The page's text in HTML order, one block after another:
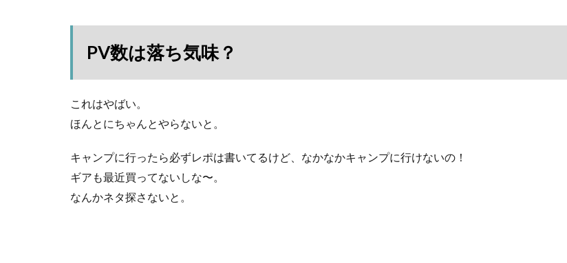
数は
気
収益
は微
3
４年
入！
PV数は落ち気味？
これはやばい。
ほんとにちゃんとやらないと。
キャンプに行ったら必ずレポは書いてるけど、なかなかキャンプに行けないの！
ギアも最近買ってないしな〜。
なんかネタ探さないと。